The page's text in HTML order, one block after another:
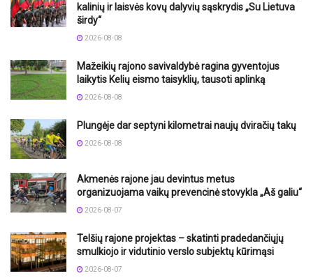
kalinių ir laisvės kovų dalyvių sąskrydis „Su Lietuva
širdy“
2026-08-08
Mažeikių rajono savivaldybė ragina gyventojus
laikytis Kelių eismo taisyklių, tausoti aplinką
2026-08-08
Plungėje dar septyni kilometrai naujų dviračių takų
2026-08-08
Akmenės rajone jau devintus metus
organizuojama vaikų prevencinė stovykla „Aš galiu“
2026-08-07
Telšių rajone projektas – skatinti pradedančiųjų
smulkiojo ir vidutinio verslo subjektų kūrimąsi
2026-08-07